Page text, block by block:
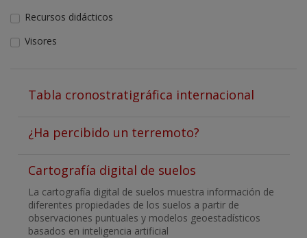
Recursos didácticos
Visores
Tabla cronostratigráfica internacional
¿Ha percibido un terremoto?
Cartografía digital de suelos
La cartografía digital de suelos muestra información de
diferentes propiedades de los suelos a partir de
observaciones puntuales y modelos geoestadísticos
basados en inteligencia artificial